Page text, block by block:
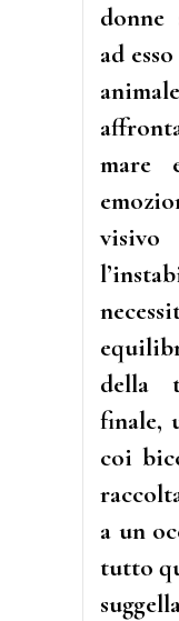
ad
mare
della
finale,
coi
a un
tutto